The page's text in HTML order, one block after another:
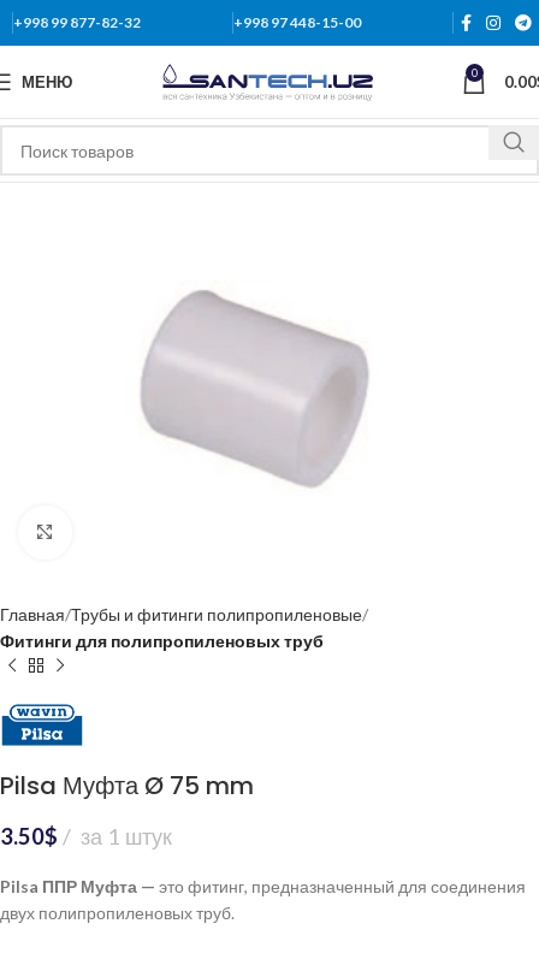
+998 99 877-82-32 +998 97 448-15-00
МЕНЮ 0 0.00
Главная Трубы и фитинги полипропиленовые
Фитинги для полипропиленовых труб
Pilsa Муфта Ø 75 mm
3.50$ за 1 штук
Pilsa ППР Муфта — это фитинг, предназначенный для соединения
двух полипропиленовых труб.